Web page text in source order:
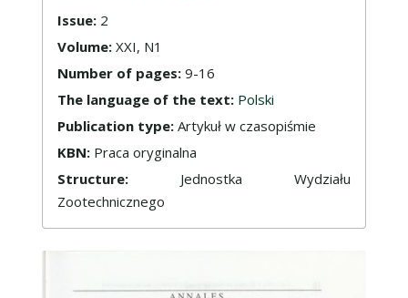
Issue: 2
Volume: XXI, N1
Number of pages: 9-16
The language of the text: Polski
Publication type: Artykuł w czasopiśmie
KBN: Praca oryginalna
Structure: Jednostka Wydziału
Zootechnicznego